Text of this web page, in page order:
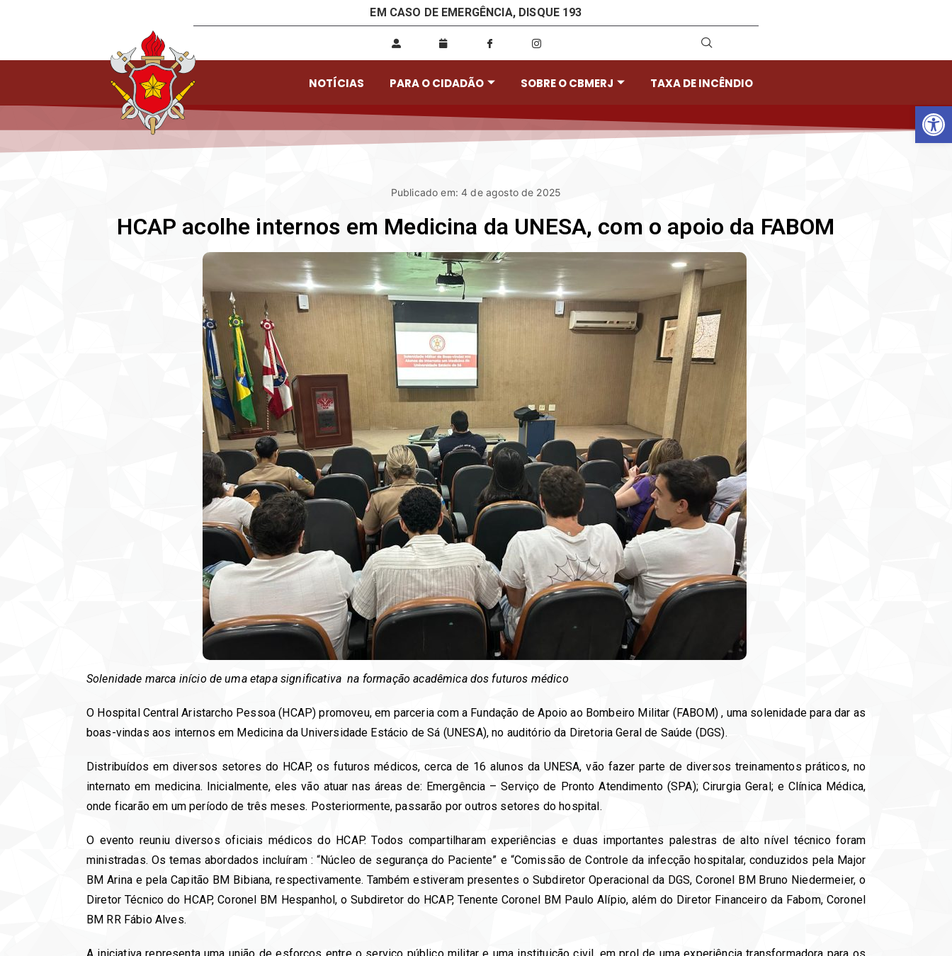
EM CASO DE EMERGÊNCIA, DISQUE 193
NOTÍCIAS PARA O CIDADÃO SOBRE O CBMERJ TAXA DE INCÊNDIO
Publicado em: 4 de agosto de 2025
HCAP acolhe internos em Medicina da UNESA, com o apoio da FABOM
Solenidade marca início de uma etapa significativa na formação acadêmica dos futuros médico
O Hospital Central Aristarcho Pessoa (HCAP) promoveu, em parceria com a Fundação de Apoio ao Bombeiro Militar (FABOM) , uma solenidade para dar as
boas-vindas aos internos em Medicina da Universidade Estácio de Sá (UNESA), no auditório da Diretoria Geral de Saúde (DGS).
Distribuídos em diversos setores do HCAP, os futuros médicos, cerca de 16 alunos da UNESA, vão fazer parte de diversos treinamentos práticos, no
internato em medicina. Inicialmente, eles vão atuar nas áreas de: Emergência – Serviço de Pronto Atendimento (SPA); Cirurgia Geral; e Clínica Médica,
onde ficarão em um período de três meses. Posteriormente, passarão por outros setores do hospital.
O evento reuniu diversos oficiais médicos do HCAP. Todos compartilharam experiências e duas importantes palestras de alto nível técnico foram
ministradas. Os temas abordados incluíram : “Núcleo de segurança do Paciente” e “Comissão de Controle da infecção hospitalar, conduzidos pela Major
BM Arina e pela Capitão BM Bibiana, respectivamente. Também estiveram presentes o Subdiretor Operacional da DGS, Coronel BM Bruno Niedermeier, o
Diretor Técnico do HCAP, Coronel BM Hespanhol, o Subdiretor do HCAP, Tenente Coronel BM Paulo Alípio, além do Diretor Financeiro da Fabom, Coronel
BM RR Fábio Alves.